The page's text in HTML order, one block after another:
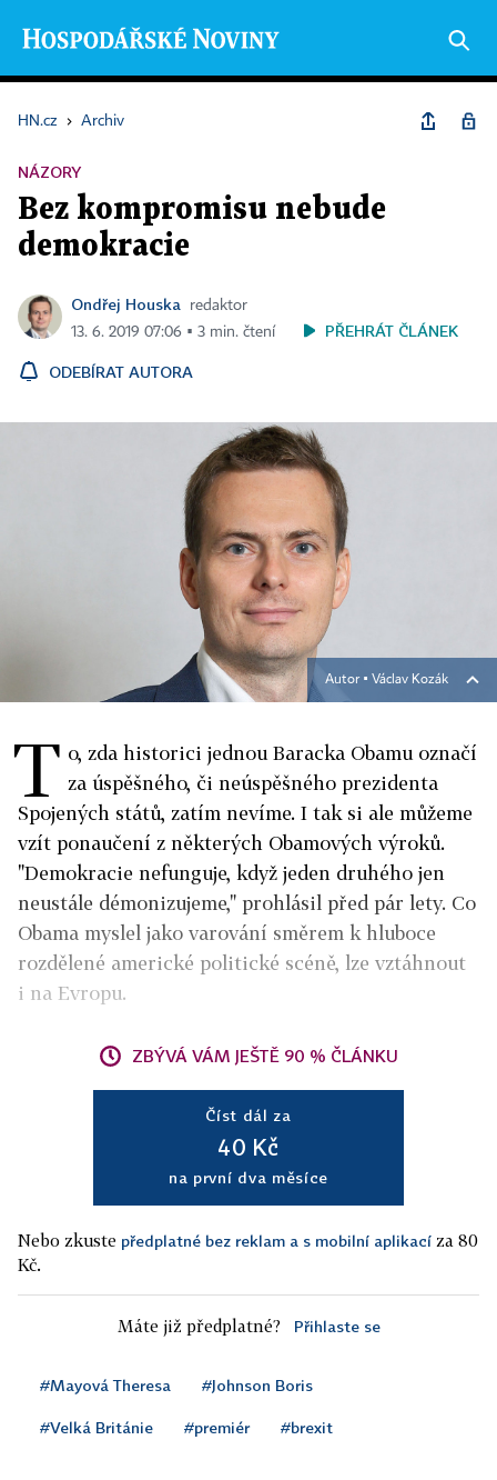
HN.cz › Archiv
NÁZORY
Bez kompromisu nebude
demokracie
Ondřej Houska
redaktor
13. 6. 2019 07:06 ▪ 3 min. čtení
PŘEHRÁT ČLÁNEK
ODEBÍRAT AUTORA
Autor ▪ Václav Kozák
T o, zda historici jednou Baracka Obamu označí
za úspěšného, či neúspěšného prezidenta
Spojených států, zatím nevíme. I tak si ale můžeme
vzít ponaučení z některých Obamových výroků.
"Demokracie nefunguje, když jeden druhého jen
neustále démonizujeme," prohlásil před pár lety. Co
Obama myslel jako varování směrem k hluboce
rozdělené americké politické scéně, lze vztáhnout
i na Evropu.
ZBÝVÁ VÁM JEŠTĚ 90 % ČLÁNKU
Číst dál za
40 Kč
na první dva měsíce
Nebo zkuste předplatné bez reklam a s mobilní aplikací za 80
Kč.
Máte již předplatné? Přihlaste se
#Mayová Theresa #Johnson Boris
#Velká Británie #premiér #brexit